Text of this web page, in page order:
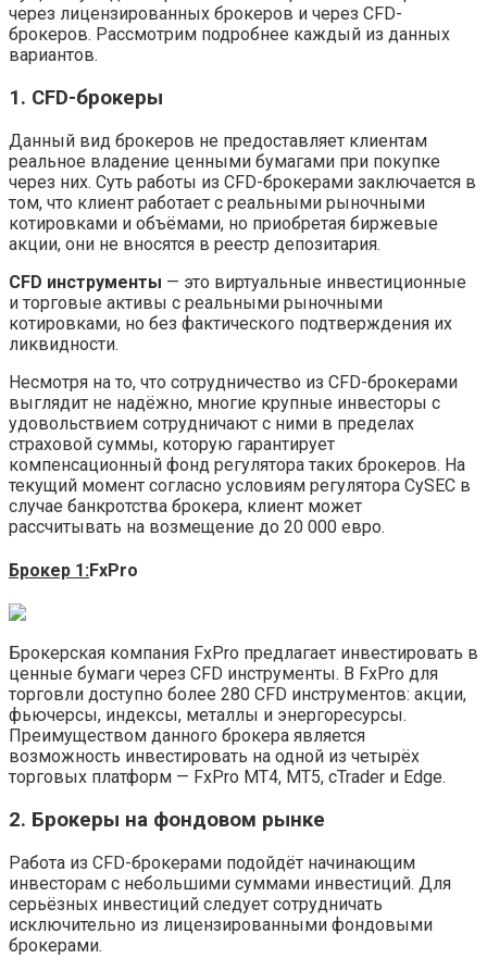
через лицензированных брокеров и через CFD-
брокеров. Рассмотрим подробнее каждый из данных
вариантов.
1. CFD-брокеры
Данный вид брокеров не предоставляет клиентам
реальное владение ценными бумагами при покупке
через них. Суть работы из CFD-брокерами заключается в
том, что клиент работает с реальными рыночными
котировками и объёмами, но приобретая биржевые
акции, они не вносятся в реестр депозитария.
CFD инструменты — это виртуальные инвестиционные
и торговые активы с реальными рыночными
котировками, но без фактического подтверждения их
ликвидности.
Несмотря на то, что сотрудничество из CFD-брокерами
выглядит не надёжно, многие крупные инвесторы с
удовольствием сотрудничают с ними в пределах
страховой суммы, которую гарантирует
компенсационный фонд регулятора таких брокеров. На
текущий момент согласно условиям регулятора CySEC в
случае банкротства брокера, клиент может
рассчитывать на возмещение до 20 000 евро.
Брокер 1:FxPro
Брокерская компания FxPro предлагает инвестировать в
ценные бумаги через CFD инструменты. В FxPro для
торговли доступно более 280 CFD инструментов: акции,
фьючерсы, индексы, металлы и энергоресурсы.
Преимуществом данного брокера является
возможность инвестировать на одной из четырёх
торговых платформ — FxPro MT4, MT5, cTrader и Edge.
2. Брокеры на фондовом рынке
Работа из CFD-брокерами подойдёт начинающим
инвесторам с небольшими суммами инвестиций. Для
серьёзных инвестиций следует сотрудничать
исключительно из лицензированными фондовыми
брокерами.